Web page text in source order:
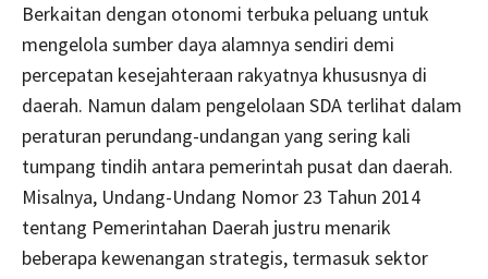
Berkaitan dengan otonomi terbuka peluang untuk
mengelola sumber daya alamnya sendiri demi
percepatan kesejahteraan rakyatnya khususnya di
daerah. Namun dalam pengelolaan SDA terlihat dalam
peraturan perundang-undangan yang sering kali
tumpang tindih antara pemerintah pusat dan daerah.
Misalnya, Undang-Undang Nomor 23 Tahun 2014
tentang Pemerintahan Daerah justru menarik
beberapa kewenangan strategis, termasuk sektor